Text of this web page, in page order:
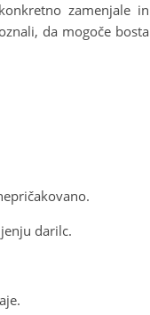
zamenjale in
da mogoče bosta
darilc.